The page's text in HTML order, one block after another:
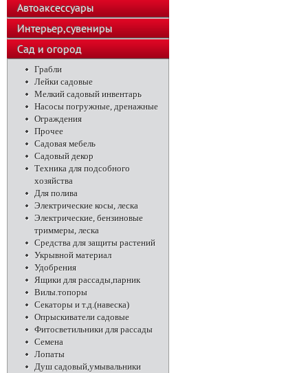
Автоаксессуары
Интерьер,сувениры
Сад и огород
Грабли
Лейки садовые
Мелкий садовый инвентарь
Насосы погружные, дренажные
Ограждения
Прочее
Садовая мебель
Садовый декор
Техника для подсобного
хозяйства
Для полива
Электрические косы, леска
Электрические, бензиновые
триммеры, леска
Средства для защиты растений
Укрывной материал
Удобрения
Ящики для рассады,парник
Вилы.топоры
Секаторы и т.д.(навеска)
Опрыскиватели садовые
Фитосветильники для рассады
Семена
Лопаты
Душ садовый,умывальники